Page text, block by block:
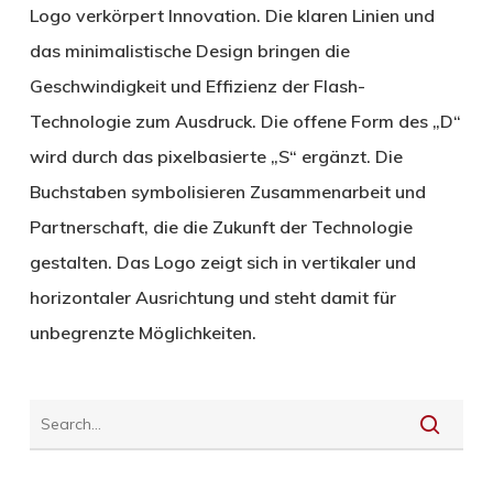
Logo verkörpert Innovation. Die klaren Linien und
das minimalistische Design bringen die
Geschwindigkeit und Effizienz der Flash-
Technologie zum Ausdruck. Die offene Form des „D“
wird durch das pixelbasierte „S“ ergänzt. Die
Buchstaben symbolisieren Zusammenarbeit und
Partnerschaft, die die Zukunft der Technologie
gestalten. Das Logo zeigt sich in vertikaler und
horizontaler Ausrichtung und steht damit für
unbegrenzte Möglichkeiten.